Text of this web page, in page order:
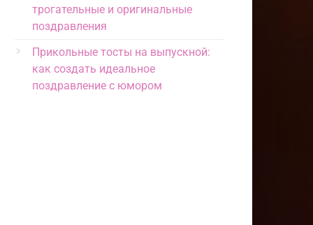
трогательные и оригинальные
поздравления
Прикольные тосты на выпускной:
как создать идеальное
поздравление с юмором